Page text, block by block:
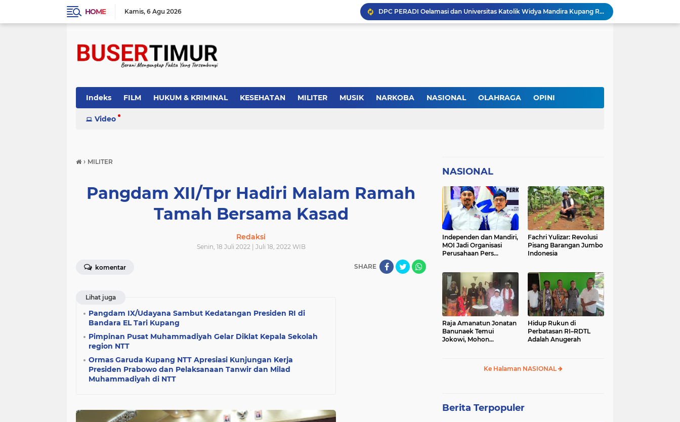
HOME Kamis 6 Agu 2026
DPC PERADI Oelamasi dan Universitas Katolik Widya Mandira Kupang Resmi Tutup PKPA Angkatan II
Kasus Lika Liku NTT Makin Panas! Merasa Difitnah, MS Tempuh Jalur Hukum terhadap BRN
21 DPC PWMOI Se-NTT Bergerak Serentak, Perkuat Profesionalisme Wartawan di Hari Pers Nasional 2026
Indeks FILM HUKUM & KRIMINAL KESEHATAN MILITER MUSIK NARKOBA NASIONAL OLAHRAGA OPINI
PEMERINTAH
Video
› MILITER
Pangdam XII/Tpr Hadiri Malam Ramah
Tamah Bersama Kasad
Redaksi
Senin, 18 Juli 2022 | Juli 18, 2022 WIB
komentar SHARE
Lihat juga
Pangdam IX/Udayana Sambut Kedatangan Presiden RI di
Bandara EL Tari Kupang
Pimpinan Pusat Muhammadiyah Gelar Diklat Kepala Sekolah
region NTT
Ormas Garuda Kupang NTT Apresiasi Kunjungan Kerja
Presiden Prabowo dan Pelaksanaan Tanwir dan Milad
Muhammadiyah di NTT
NASIONAL
Independen dan Mandiri,
MOI Jadi Organisasi
Perusahaan Pers
Fachri Yulizar: Revolusi
Pisang Barangan Jumbo
Indonesia
Raja Amanatun Jonatan
Banunaek Temui
Jokowi, Mohon
Hidup Rukun di
Perbatasan RI–RDTL
Adalah Anugerah
Ke Halaman NASIONAL
Berita Terpopuler